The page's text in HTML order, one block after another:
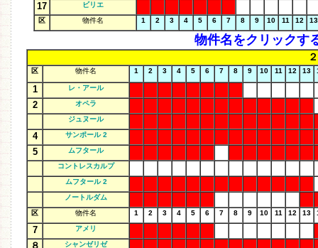
17
ビリエ
区
物件名 1 2 3 4 5 6 7 8 9 10 11 12 13
物件名をクリックす
区 物件名 1 2 3 4 5 6 7 8 9 10 11 12 13
1 レ・アール
2
オペラ
ジュヌール
4 サンポール 2
5
ムフタール
コントレスカルプ
ムフタール 2
ノートルダム
区
物件名 1 2 3 4 5 6 7 8 9 10 11 12 13
7 アメリ
８ シャンゼリゼ